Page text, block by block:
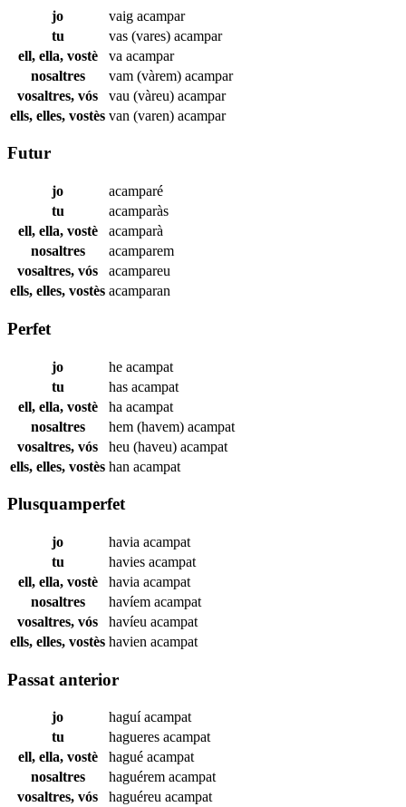
jo vaig acampar
tu
vas (vares) acampar
ell, ella, vostè
va acampar
nosaltres
vam (vàrem) acampar
vosaltres, vós
vau (vàreu) acampar
ells, elles, vostès van (varen) acampar
Futur
jo
acamparé
tu
acamparàs
ell, ella, vostè
acamparà
nosaltres
acamparem
vosaltres, vós
acampareu
ells, elles, vostès acamparan
Perfet
jo he acampat
tu
has acampat
ell, ella, vostè
ha acampat
nosaltres
hem (havem) acampat
vosaltres, vós
heu (haveu) acampat
ells, elles, vostès han acampat
Plusquamperfet
jo havia acampat
tu
havies acampat
ell, ella, vostè
havia acampat
nosaltres
havíem acampat
vosaltres, vós
havíeu acampat
ells, elles, vostès havien acampat
Passat anterior
jo haguíacampat
tu
hagueres acampat
ell, ella, vostè
hagué acampat
nosaltres
haguérem acampat
vosaltres, vós
haguéreu acampat